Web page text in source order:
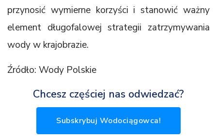
przynosić wymierne korzyści i stanowić ważny
element długofalowej strategii zatrzymywania
wody w krajobrazie.
Źródło: Wody Polskie
Chcesz częściej nas odwiedzać?
Subskrybuj Wodociągowca!